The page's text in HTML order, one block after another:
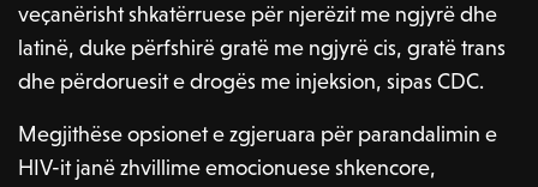
veçanërisht shkatërruese për njerëzit me ngjyrë dhe
latinë, duke përfshirë gratë me ngjyrë cis, gratë trans
dhe përdoruesit e drogës me injeksion, sipas CDC.
Megjithëse opsionet e zgjeruara për parandalimin e
HIV-it janë zhvillime emocionuese shkencore,